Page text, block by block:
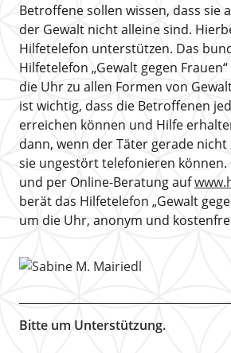
Betroffene sollen wissen, dass sie
der Gewalt nicht alleine sind.
Hilfetelefon unterstützen. Das
Hilfetelefon „Gewalt gegen
die Uhr zu allen Formen von
ist wichtig, dass die Betroffenen
erreichen können und Hilfe
dann, wenn der Täter gerade nicht
sie ungestört telefonieren
und per Online-Beratung auf
berät das Hilfetelefon „Gewalt
um die Uhr, anonym und
Bitte um Unterstützung.